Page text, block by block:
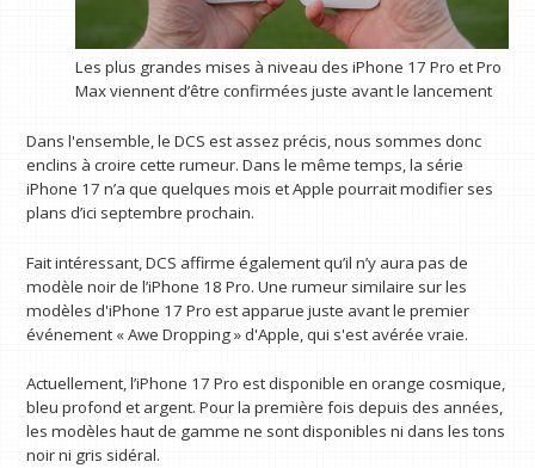
Les plus grandes mises à niveau des iPhone 17 Pro et Pro
Max viennent d’être confirmées juste avant le lancement
Dans l'ensemble, le DCS est assez précis, nous sommes donc
enclins à croire cette rumeur. Dans le même temps, la série
iPhone 17 n’a que quelques mois et Apple pourrait modifier ses
plans d’ici septembre prochain.
Fait intéressant, DCS affirme également qu’il n’y aura pas de
modèle noir de l’iPhone 18 Pro. Une rumeur similaire sur les
modèles d'iPhone 17 Pro est apparue juste avant le premier
événement « Awe Dropping » d'Apple, qui s'est avérée vraie.
Actuellement, l’iPhone 17 Pro est disponible en orange cosmique,
bleu profond et argent. Pour la première fois depuis des années,
les modèles haut de gamme ne sont disponibles ni dans les tons
noir ni gris sidéral.